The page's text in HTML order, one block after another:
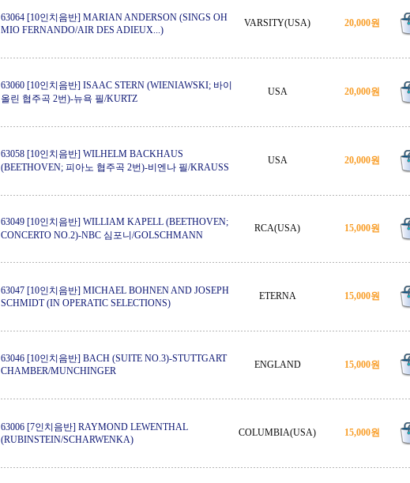
63064 [10인치음반] MARIAN ANDERSON (SINGS OH
MIO FERNANDO/AIR DES ADIEUX...)
VARSITY(USA) 20,000원
63060 [10인치음반] ISAAC STERN (WIENIAWSKI; 바이
올린 협주곡 2번)-뉴욕 필/KURTZ
USA 20,000원
63058 [10인치음반] WILHELM BACKHAUS
(BEETHOVEN; 피아노 협주곡 2번)-비엔나 필/KRAUSS
USA 20,000원
63049 [10인치음반] WILLIAM KAPELL (BEETHOVEN;
CONCERTO NO.2)-NBC 심포니/GOLSCHMANN
RCA(USA) 15,000원
63047 [10인치음반] MICHAEL BOHNEN AND JOSEPH
SCHMIDT (IN OPERATIC SELECTIONS)
ETERNA 15,000원
63046 [10인치음반] BACH (SUITE NO.3)-STUTTGART
CHAMBER/MUNCHINGER
ENGLAND 15,000원
63006 [7인치음반] RAYMOND LEWENTHAL
(RUBINSTEIN/SCHARWENKA)
COLUMBIA(USA) 15,000원